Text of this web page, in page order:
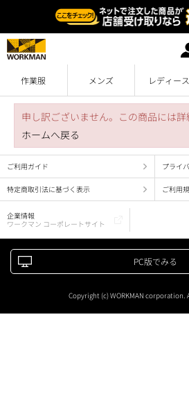
作業服 メンズ レディース
申し訳ございません。この商品には詳
ホームへ戻る
ご利用ガイド プライ
特定商取引法に基づく表示 ご利用
企業情報
ワークマン コーポレートサイト
PC版でみる
Copyright (c) WORKMAN corporation.